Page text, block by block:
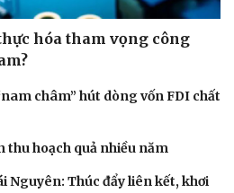
hóa tham vọng công